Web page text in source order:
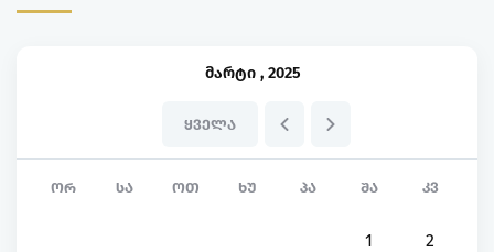
მარტი, 2025
ᲧᲕᲔᲚᲐ
ᲝᲠ ᲡᲐ ᲝᲗ ᲮᲣ ᲞᲐ ᲨᲐ ᲙᲕ
1 2